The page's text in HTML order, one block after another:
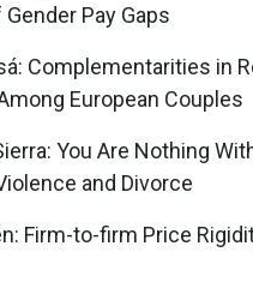
Pay Gaps
Complementarities in
European Couples
You Are Nothing
and Divorce
Firm-to-firm Price